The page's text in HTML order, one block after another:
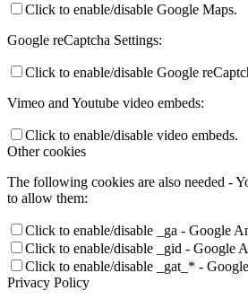
Click to enable/disable Google Maps.
Google reCaptcha Settings:
Click to enable/disable Google
Vimeo and Youtube video embeds:
Click to enable/disable video embeds.
Other cookies
The following cookies are also needed -
to allow them:
Click to enable/disable _ga - Google
Click to enable/disable _gid - Google
Click to enable/disable _gat_* -
Privacy Policy